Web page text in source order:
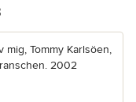
Tommy Karlsöen,
2002